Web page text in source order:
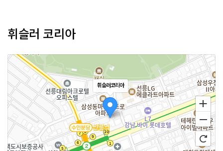
휘슬러 코리아
휘슬러코리아